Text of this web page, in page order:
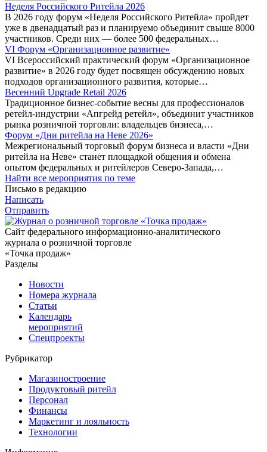
Неделя Российского Ритейла 2026
В 2026 году форум «Неделя Российского Ритейла» пройдет
уже в двенадцатый раз и планируемо объединит свыше 8000
участников. Среди них — более 500 федеральных…
VI Форум «Организационное развитие»
VI Всероссийский практический форум «Организационное
развитие» в 2026 году будет посвящен обсуждению новых
подходов организационного развития, которые…
Весенний Upgrade Retail 2026
Традиционное бизнес-событие весны для профессионалов
ретейл-индустрии «Апгрейд ретейл», объединит участников
рынка розничной торговли: владельцев бизнеса,…
Форум «Дни ритейла на Неве 2026»
Межрегиональный торговый форум бизнеса и власти «Дни
ритейла на Неве» станет площадкой общения и обмена
опытом федеральных и ритейлеров Северо-Запада,…
Найти все мероприятия по теме
Письмо в редакцию
Написать
Отправить
Сайт федерального информационно-аналитического
журнала о розничной торговле
«Точка продаж»
Разделы
Новости
Номера журнала
Статьи
Календарь
мероприятий
Спецпроекты
Рубрикатор
Магазиностроение
Продуктовый ритейл
Персонал
Финансы
Маркетинг и лояльность
Технологии